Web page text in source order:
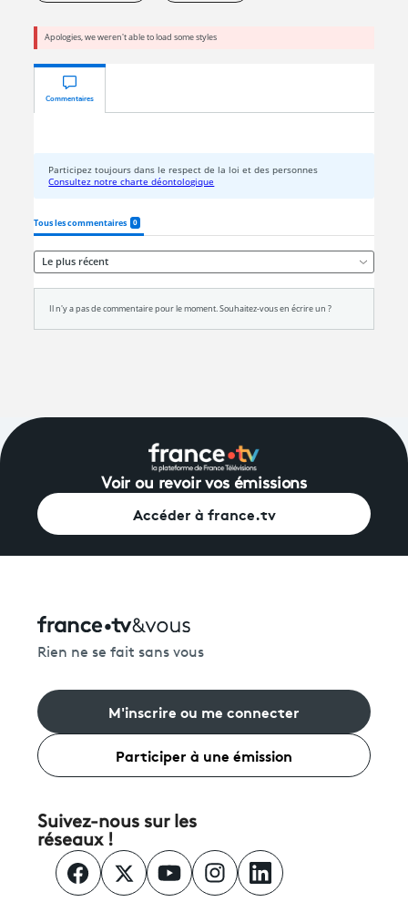
Voir ou revoir vos émissions
Accéder à france.tv
Rien ne se fait sans vous
M'inscrire ou me connecter
Participer à une émission
Suivez-nous sur les
réseaux !